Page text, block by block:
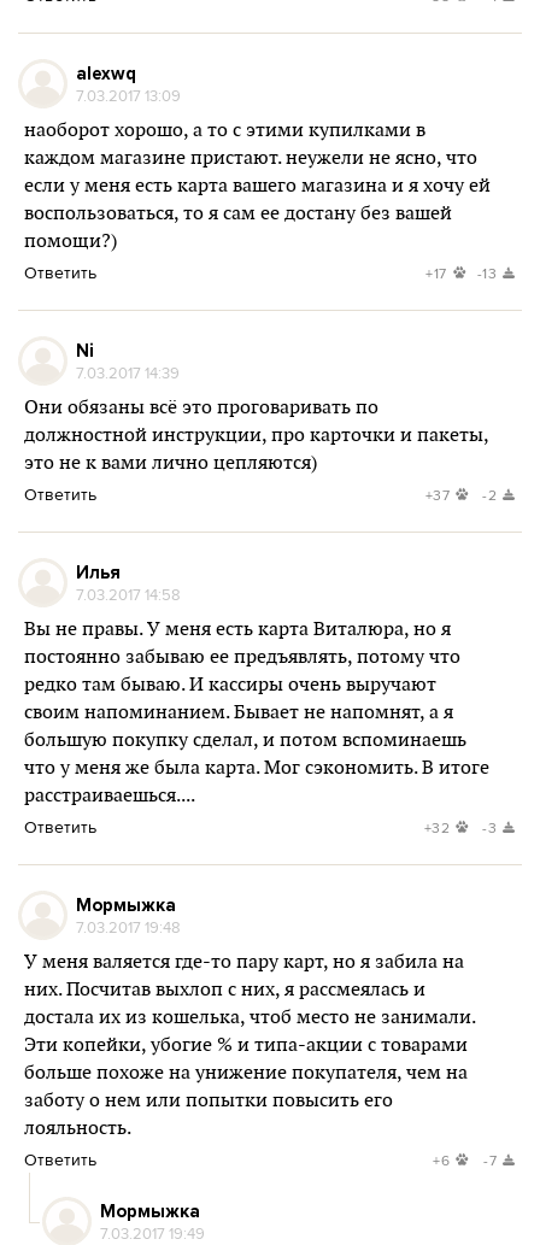
alexwq
7.03.2017 13:09
наоборот хорошо, а то с этими купилками в
каждом магазине пристают. неужели не ясно, что
если у меня есть карта вашего магазина и я хочу ей
воспользоваться, то я сам ее достану без вашей
помощи?)
Ответить +17 -13
Ni
7.03.2017 14:39
Они обязаны всё это проговаривать по
должностной инструкции, про карточки и пакеты,
это не к вами лично цепляются)
Ответить +37 -2
Илья
7.03.2017 14:58
Вы не правы. У меня есть карта Виталюра, но я
постоянно забываю ее предъявлять, потому что
редко там бываю. И кассиры очень выручают
своим напоминанием. Бывает не напомнят, а я
большую покупку сделал, и потом вспоминаешь
что у меня же была карта. Мог сэкономить. В итоге
расстраиваешься....
Ответить +32 -3
Мормыжка
7.03.2017 19:48
У меня валяется где-то пару карт, но я забила на
них. Посчитав выхлоп с них, я рассмеялась и
достала их из кошелька, чтоб место не занимали.
Эти копейки, убогие % и типа-акции с товарами
больше похоже на унижение покупателя, чем на
заботу о нем или попытки повысить его
лояльность.
Ответить +6 -7
Мормыжка
7.03.2017 19:49